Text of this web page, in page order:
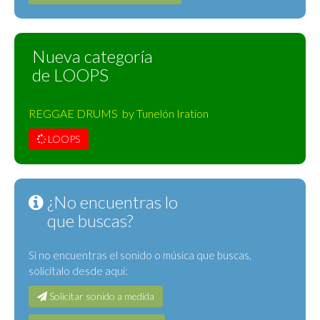
Nueva categoría
de LOOPS
REGGAE DRUMS by Tunelón Iration
LOOPS
¿No encuentras lo
que buscas?
Si no encuentras el sonido o música que buscas,
solicítalo desde aquí:
Solicitar sonido a medida